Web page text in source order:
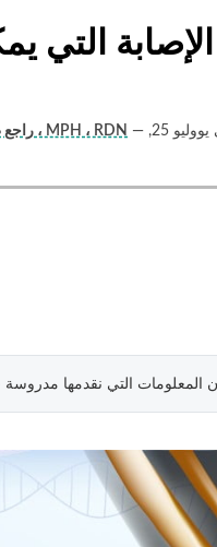
التي
راجع جيسيكا كوروين (أخصائي تغذية) ، MPH ، RDN — - نشرت في يووليو 25,
المعلومات التي نقدمها